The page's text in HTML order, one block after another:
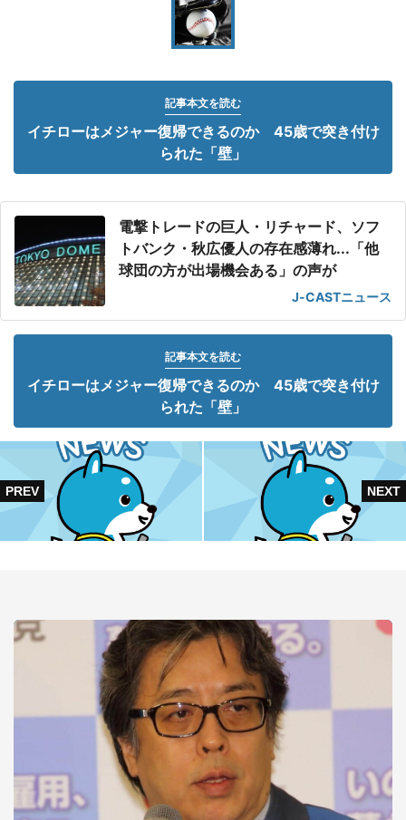
記事本文を読む
イチローはメジャー復帰できるのか 45歳で突き付け
られた「壁」
電撃トレードの巨人・リチャード、ソフ
トバンク・秋広優人の存在感薄れ...「他
球団の方が出場機会ある」の声が
J-CASTニュース
記事本文を読む
イチローはメジャー復帰できるのか 45歳で突き付け
られた「壁」